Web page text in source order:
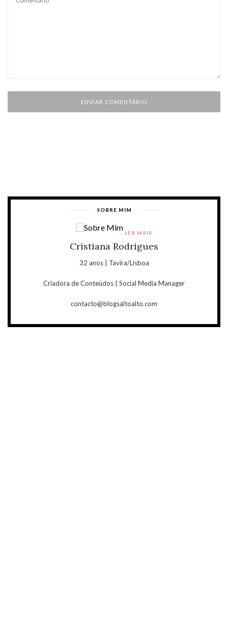
SOBRE MIM
Cristiana Rodrigues
32 anos | Tavira/Lisboa
Criadora de Conteúdos | Social Media Manager
contacto@blogsaltoalto.com
LER MAIS